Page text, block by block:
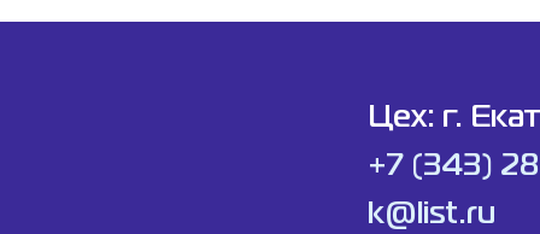
Цех: г.
+7 (343)
k@list.ru